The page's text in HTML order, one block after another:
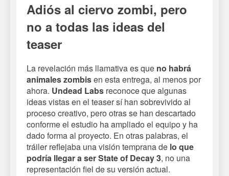
Adiós al ciervo zombi, pero
no a todas las ideas del
teaser
La revelación más llamativa es que no habrá
animales zombisen esta entrega, al menos por
ahora. Undead Labs reconoce que algunas
ideas vistas en el teaser sí han sobrevivido al
proceso creativo, pero otras se han descartado
conforme el estudio ha ampliado el equipo y ha
dado forma al proyecto. En otras palabras, el
tráiler reflejaba una visión temprana de lo que
podría llegar a ser State of Decay 3, no una
representación fiel de su versión actual.